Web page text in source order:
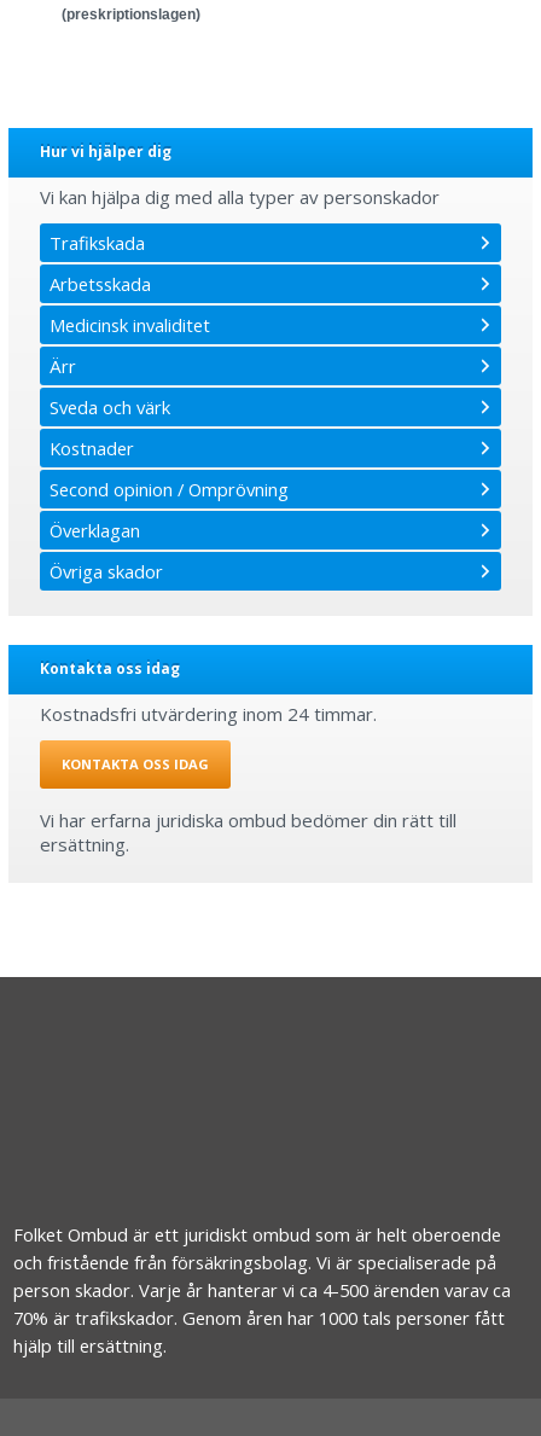
(preskriptionslagen)
Hur vi hjälper dig
Vi kan hjälpa dig med alla typer av personskador
Trafikskada
Arbetsskada
Medicinsk invaliditet
Ärr
Sveda och värk
Kostnader
Second opinion / Omprövning
Överklagan
Övriga skador
Kontakta oss idag
Kostnadsfri utvärdering inom 24 timmar.
KONTAKTA OSS IDAG
Vi har erfarna juridiska ombud bedömer din rätt till
ersättning.
Folket Ombud är ett juridiskt ombud som är helt oberoende
och fristående från försäkringsbolag. Vi är specialiserade på
person skador. Varje år hanterar vi ca 4-500 ärenden varav ca
70% är trafikskador. Genom åren har 1000 tals personer fått
hjälp till ersättning.